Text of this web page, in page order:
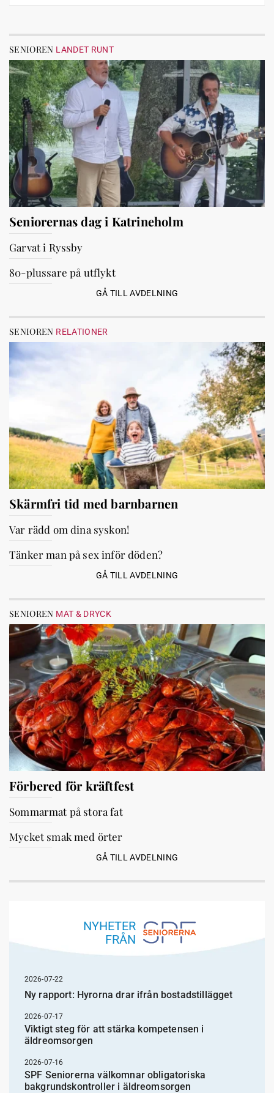
SENIOREN LANDET RUNT
Seniorernas dag i Katrineholm
Garvat i Ryssby
80-plussare på utflykt
GÅ TILL AVDELNING
SENIOREN RELATIONER
Skärmfri tid med barnbarnen
Var rädd om dina syskon!
Tänker man på sex inför döden?
GÅ TILL AVDELNING
SENIOREN MAT & DRYCK
Förbered för kräftfest
Sommarmat på stora fat
Mycket smak med örter
GÅ TILL AVDELNING
NYHETER
FRÅN
2026-07-22
Ny rapport: Hyrorna drar ifrån bostadstillägget
2026-07-17
Viktigt steg för att stärka kompetensen i
äldreomsorgen
2026-07-16
SPF Seniorerna välkomnar obligatoriska
bakgrundskontroller i äldreomsorgen